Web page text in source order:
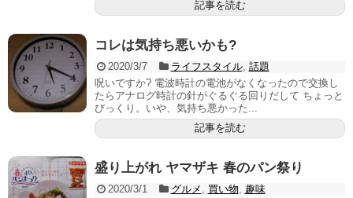
記事を読む
コレは気持ち悪いかも?
2020/3/7 ライフスタイル, 話題
呪いですか? 電波時計の電池がなくなったので交換し
たらアナログ時計の針がぐるぐる回りだして ちょっと
びっくり。いや、気持ち悪かった...
記事を読む
盛り上がれ ヤマザキ 春のパン祭り
2020/3/1 グルメ 買い物
趣味